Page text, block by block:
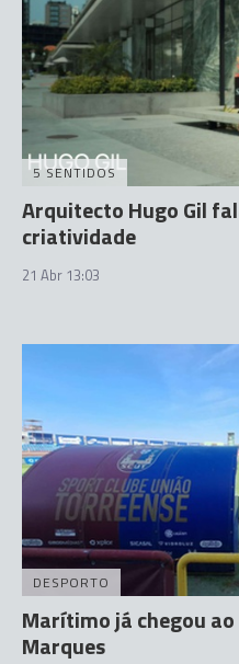
5 SENTIDOS
Arquitecto Hugo Gil
criatividade
21 Abr 13:03
DESPORTO
Marítimo já chegou
Marques